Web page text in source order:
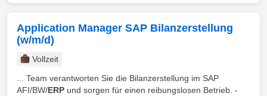
Application Manager SAP Bilanzerstellung
(w/m/d)
Vollzeit
... Team verantworten Sie die Bilanzerstellung im SAP
AFI/BW/ERP und sorgen für einen reibungslosen Betrieb. -